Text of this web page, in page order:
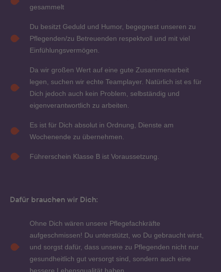
gesammelt
Du besitzt Geduld und Humor, begegnest unseren zu
Pflegenden/zu Betreuenden respektvoll und mit viel
Einfühlungsvermögen.
Da wir großen Wert auf eine gute Zusammenarbeit
legen, suchen wir echte Teamplayer. Natürlich ist es für
Dich jedoch auch kein Problem, selbständig und
eigenverantwortlich zu arbeiten.
Es ist für Dich absolut in Ordnung, Dienste am
Wochenende zu übernehmen.
Führerschein Klasse B ist Voraussetzung.
Dafür brauchen wir Dich:
Ohne Dich wären unsere Pflegefachkräfte
aufgeschmissen! Du unterstützt, wo Du gebraucht wirst,
und sorgst dafür, dass unsere zu Pflegenden nicht nur
gesundheitlich gut versorgt sind, sondern auch eine